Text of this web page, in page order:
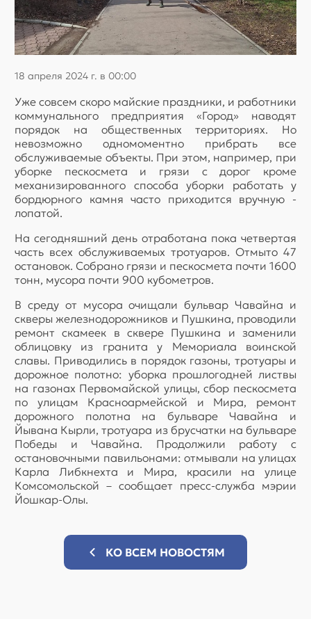
18 апреля 2024 г. в 00:00
Уже совсем скоро майские праздники, и работники
коммунального предприятия «Город» наводят
порядок на общественных территориях. Но
невозможно одномоментно прибрать все
обслуживаемые объекты. При этом, например, при
уборке пескосмета и грязи с дорог кроме
механизированного способа уборки работать у
бордюрного камня часто приходится вручную -
лопатой.
На сегодняшний день отработана пока четвертая
часть всех обслуживаемых тротуаров. Отмыто 47
остановок. Собрано грязи и пескосмета почти 1600
тонн, мусора почти 900 кубометров.
В среду от мусора очищали бульвар Чавайна и
скверы железнодорожников и Пушкина, проводили
ремонт скамеек в сквере Пушкина и заменили
облицовку из гранита у Мемориала воинской
славы. Приводились в порядок газоны, тротуары и
дорожное полотно: уборка прошлогодней листвы
на газонах Первомайской улицы, сбор пескосмета
по улицам Красноармейской и Мира, ремонт
дорожного полотна на бульваре Чавайна и
Йывана Кырли, тротуара из брусчатки на бульваре
Победы и Чавайна. Продолжили работу с
остановочными павильонами: отмывали на улицах
Карла Либкнехта и Мира, красили на улице
Комсомольской – сообщает пресс-служба мэрии
Йошкар-Олы.
КО ВСЕМ НОВОСТЯМ